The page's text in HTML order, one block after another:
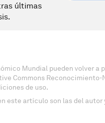
últimas
Mundial pueden volver a
Commons Reconocimiento-
de uso.
este artículo son las del